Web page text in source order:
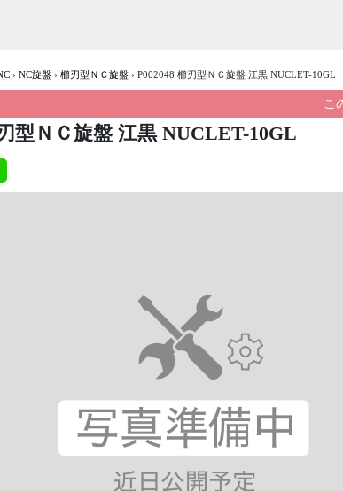
› NC旋盤 › 櫛刃型ＮＣ旋盤 › P002048 櫛刃型ＮＣ旋盤 江黒 NUCLET-10GL
こ
型ＮＣ旋盤 江黒 NUCLET-10GL